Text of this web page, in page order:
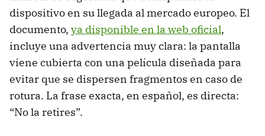
dispositivo en su llegada al mercado europeo. El
documento, ya disponible en la web oficial,
incluye una advertencia muy clara: la pantalla
viene cubierta con una película diseñada para
evitar que se dispersen fragmentos en caso de
rotura. La frase exacta, en español, es directa:
“No la retires”.